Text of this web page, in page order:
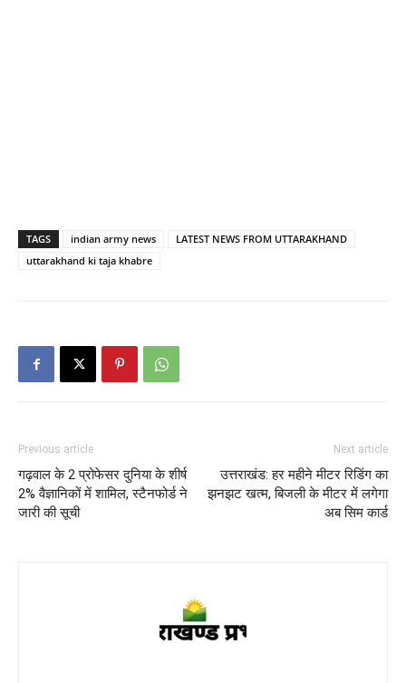
TAGS indian army news
LATEST NEWS FROM UTTARAKHAND
uttarakhand ki taja khabre
Previous article
गढ़वाल के 2 प्रोफेसर दुनिया के शीर्ष
2% वैज्ञानिकों में शामिल, स्टैनफोर्ड ने
जारी की सूची
Next article
उत्तराखंड: हर महीने मीटर रिडिंग का
झनझट खत्म, बिजली के मीटर में लगेगा
अब सिम कार्ड